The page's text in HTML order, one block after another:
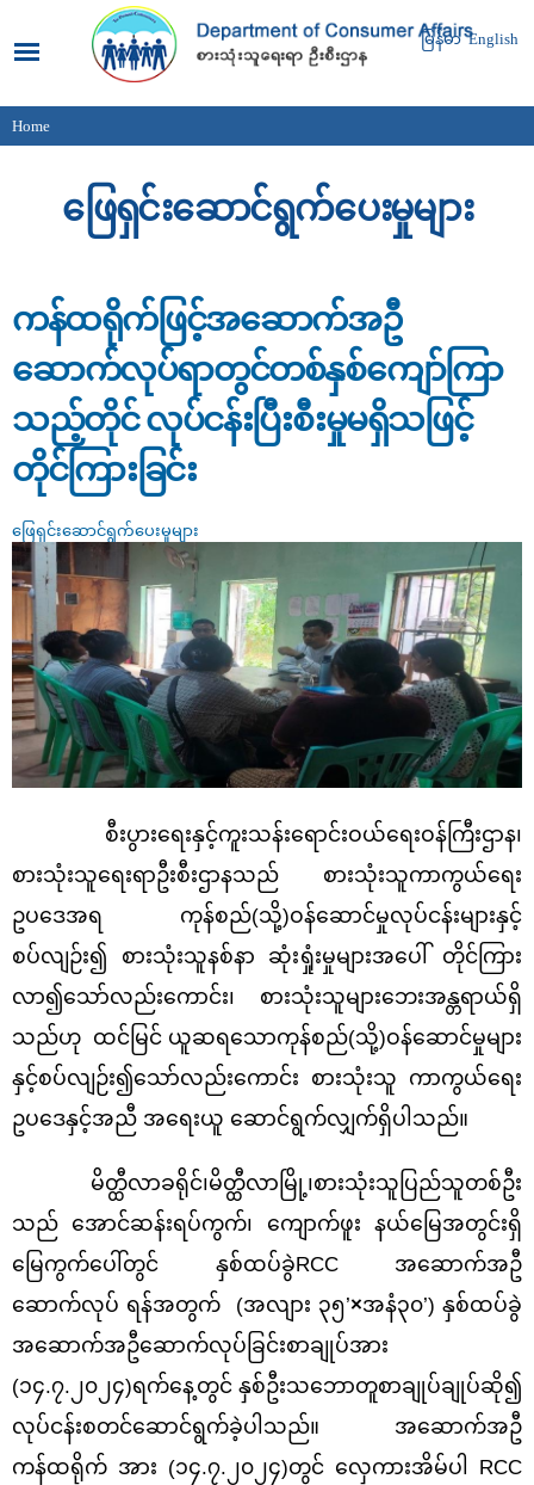
main
content
မြန်မာ English
You are here
Home
ဖြေရှင်းဆောင်ရွက်ပေးမှုများ
ကန်ထရိုက်ဖြင့်အဆောက်အဦ
ဆောက်လုပ်ရာတွင်တစ်နှစ်ကျော်ကြာ
သည့်တိုင် လုပ်ငန်းပြီးစီးမှုမရှိသဖြင့်
တိုင်ကြားခြင်း
ဖြေရှင်းဆောင်ရွက်ပေးမှုများ
စီးပွားရေးနှင့်ကူးသန်းရောင်းဝယ်ရေးဝန်ကြီးဌာန၊
စားသုံးသူရေးရာဦးစီးဌာနသည် စားသုံးသူကာကွယ်ရေး
ဥပဒေအရ ကုန်စည်(သို့)ဝန်ဆောင်မှုလုပ်ငန်းများနှင့်
စပ်လျဉ်း၍ စားသုံးသူနစ်နာ ဆုံးရှုံးမှုများအပေါ် တိုင်ကြား
လာ၍သော်လည်းကောင်း၊ စားသုံးသူများဘေးအန္တရာယ်ရှိ
သည်ဟု ထင်မြင် ယူဆရသောကုန်စည်(သို့)ဝန်ဆောင်မှုများ
နှင့်စပ်လျဉ်း၍သော်လည်းကောင်း စားသုံးသူ ကာကွယ်ရေး
ဥပဒေနှင့်အညီ အရေးယူ ဆောင်ရွက်လျှက်ရှိပါသည်။
မိတ္ထီလာခရိုင်၊မိတ္ထီလာမြို့၊စားသုံးသူပြည်သူတစ်ဦး
သည် အောင်ဆန်းရပ်ကွက်၊ ကျောက်ဖူး နယ်မြေအတွင်းရှိ
မြေကွက်ပေါ်တွင် နှစ်ထပ်ခွဲRCC အဆောက်အဦ
ဆောက်လုပ် ရန်အတွက် (အလျား ၃၅’×အနံ၃၀’) နှစ်ထပ်ခွဲ
အဆောက်အဦဆောက်လုပ်ခြင်းစာချုပ်အား
(၁၄.၇.၂၀၂၄)ရက်နေ့တွင် နှစ်ဦးသဘောတူစာချုပ်ချုပ်ဆို၍
လုပ်ငန်းစတင်ဆောင်ရွက်ခဲ့ပါသည်။ အဆောက်အဦ
ကန်ထရိုက် အား (၁၄.၇.၂၀၂၄)တွင် လှေကားအိမ်ပါ RCC